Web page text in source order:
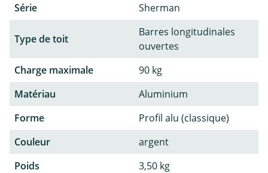
Série
Sherman
Type de toit
Barres longitudinales
ouvertes
Charge maximale
90 kg
Matériau
Aluminium
Forme
Profil alu (classique)
Couleur
argent
Poids
3,50 kg